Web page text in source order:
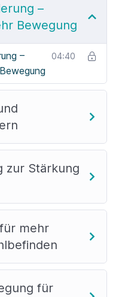
ist.
46 Sekunden.
Tage freigeschaltet.
–
Bewegung
–
04:40
zur Stärkung
mehr
für